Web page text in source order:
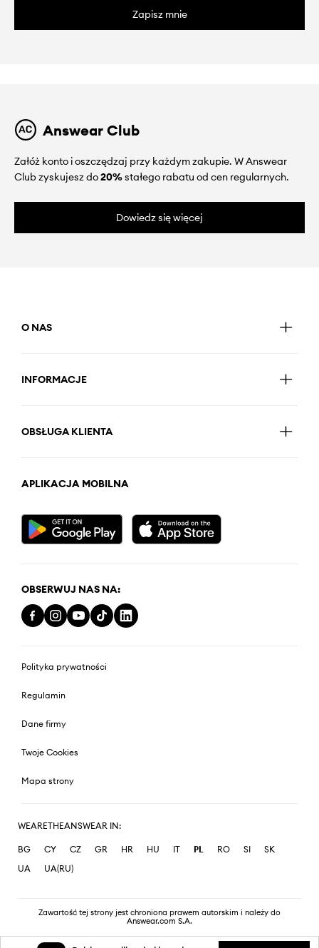
Zapisz mnie
Answear Club
Załóż konto i oszczędzaj przy każdym zakupie. W Answear
Club zyskujesz do20%stałego rabatu od cen regularnych.
Dowiedz się więcej
O NAS
INFORMACJE
OBSŁUGA KLIENTA
APLIKACJA MOBILNA
OBSERWUJ NAS NA:
Polityka prywatności
Regulamin
Dane firmy
Twoje Cookies
Mapa strony
WEARETHEANSWEAR IN:
BG CY CZ GR HR HU IT PL RO SI
SK
UA
UA(RU)
Zawartość tej strony jest chroniona prawem autorskim i należy do
Answear.com S.A.